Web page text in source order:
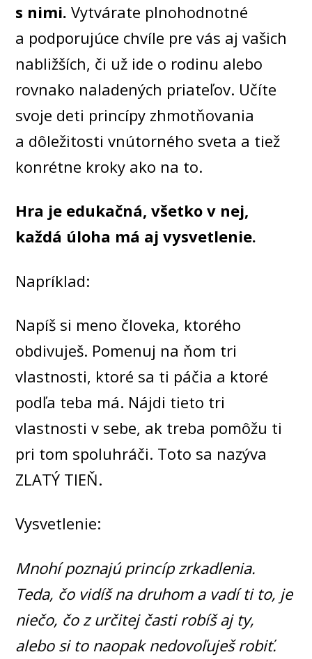
s nimi. Vytvárate plnohodnotné
a podporujúce chvíle pre vás aj vašich
nabližších, či už ide o rodinu alebo
rovnako naladených priateľov. Učíte
svoje deti princípy zhmotňovania
a dôležitosti vnútorného sveta a tiež
konrétne kroky ako na to.
Hra je edukačná, všetko v nej,
každá úloha má aj vysvetlenie.
Napríklad:
Napíš si meno človeka, ktorého
obdivuješ. Pomenuj na ňom tri
vlastnosti, ktoré sa ti páčia a ktoré
podľa teba má. Nájdi tieto tri
vlastnosti v sebe, ak treba pomôžu ti
pri tom spoluhráči. Toto sa nazýva
ZLATÝ TIEŇ.
Vysvetlenie:
Mnohí poznajú princíp zrkadlenia.
Teda, čo vidíš na druhom a vadí ti to, je
niečo, čo z určitej časti robíš aj ty,
alebo si to naopak nedovoľuješ robiť.